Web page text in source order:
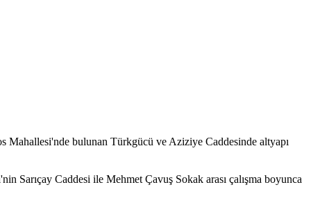
Mahallesi'nde bulunan Türkgücü ve Aziziye Caddesinde altyapı
Sarıçay Caddesi ile Mehmet Çavuş Sokak arası çalışma boyunca